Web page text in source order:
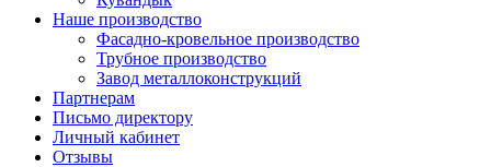
Наше производство
Фасадно-кровельное производство
Трубное производство
Завод металлоконструкций
Партнерам
Письмо директору
Личный кабинет
Отзывы